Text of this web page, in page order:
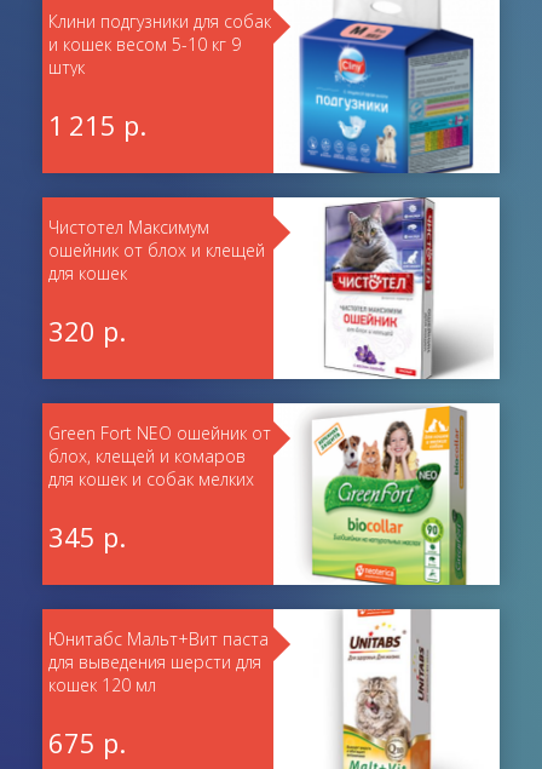
Клини подгузники для собак
и кошек весом 5-10 кг 9
штук
1 215 р.
Чистотел Максимум
ошейник от блох и клещей
для кошек
320 р.
Green Fort NEO ошейник от
блох, клещей и комаров
для кошек и собак мелких
345 р.
Юнитабс Мальт+Вит паста
для выведения шерсти для
кошек 120 мл
675 р.